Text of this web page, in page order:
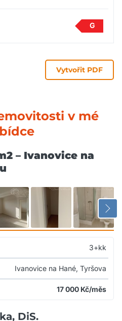
G
Vytvořit PDF
v mé
3+kk
Ivanovice na Hané, Tyršova
17 000 Kč/měs
DiS.